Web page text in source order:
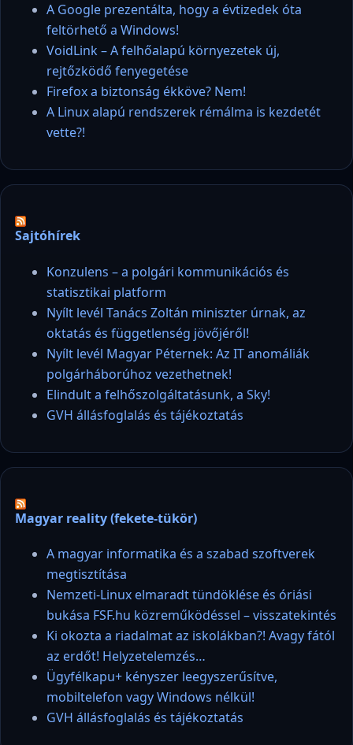
A Google prezentálta, hogy a évtizedek óta
feltörhető a Windows!
VoidLink – A felhőalapú környezetek új,
rejtőzködő fenyegetése
Firefox a biztonság ékköve? Nem!
A Linux alapú rendszerek rémálma is kezdetét
vette?!
Sajtóhírek
Konzulens – a polgári kommunikációs és
statisztikai platform
Nyílt levél Tanács Zoltán miniszter úrnak, az
oktatás és függetlenség jövőjéről!
Nyílt levél Magyar Péternek: Az IT anomáliák
polgárháborúhoz vezethetnek!
Elindult a felhőszolgáltatásunk, a Sky!
GVH állásfoglalás és tájékoztatás
Magyar reality (fekete-tükör)
A magyar informatika és a szabad szoftverek
megtisztítása
Nemzeti-Linux elmaradt tündöklése és óriási
bukása FSF.hu közreműködéssel – visszatekintés
Ki okozta a riadalmat az iskolákban?! Avagy fától
az erdőt! Helyzetelemzés…
Ügyfélkapu+ kényszer leegyszerűsítve,
mobiltelefon vagy Windows nélkül!
GVH állásfoglalás és tájékoztatás